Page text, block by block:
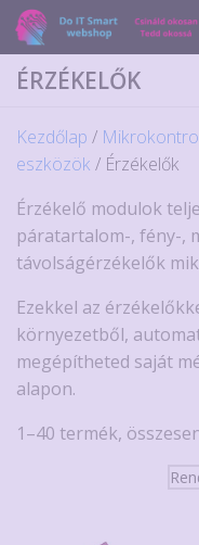
Skip to content
ÉRZÉKELŐK
Kezdőlap /
eszközök / Érzékelők
Érzékelő modulok
páratartalom-, fény-,
távolságérzékelők
Ezekkel az
környezetből,
megépítheted saját
alapon.
1–40 termék,